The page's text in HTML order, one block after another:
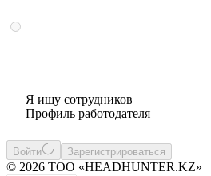
Я ищу сотрудников
Профиль работодателя
Войти Зарегистрироваться
© 2026 ТОО «HEADHUNTER.KZ»